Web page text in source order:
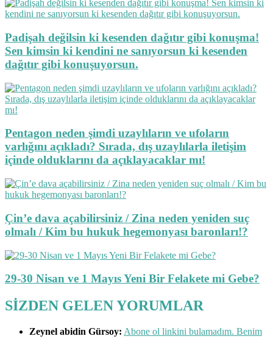
Padişah değilsin ki kesenden dağıtır gibi konuşma!
Sen kimsin ki kendini ne sanıyorsun ki kesenden
dağıtır gibi konuşuyorsun.
Pentagon neden şimdi uzaylıların ve ufoların
varlığını açıkladı? Sırada, dış uzaylılarla iletişim
içinde olduklarını da açıklayacaklar mı!
Çin’e dava açabilirsiniz / Zina neden yeniden suç
olmalı / Kim bu hukuk hegemonyası baronları!?
29-30 Nisan ve 1 Mayıs Yeni Bir Felakete mi Gebe?
SİZDEN GELEN YORUMLAR
Zeynel abidin Gürsoy: Abone ol linkini bulamadım. Benim